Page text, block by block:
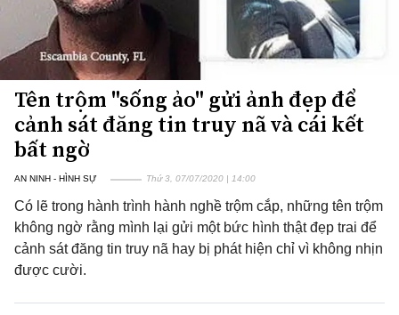
Tên trộm "sống ảo" gửi ảnh đẹp để
cảnh sát đăng tin truy nã và cái kết
bất ngờ
AN NINH - HÌNH SỰ Thứ 3, 07/07/2020 | 14:00
Có lẽ trong hành trình hành nghề trộm cắp, những tên trộm
không ngờ rằng mình lại gửi một bức hình thật đẹp trai để
cảnh sát đăng tin truy nã hay bị phát hiện chỉ vì không nhịn
được cười.